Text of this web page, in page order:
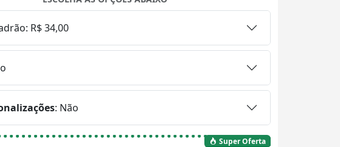
R$ 34,00
: Não
Super Oferta